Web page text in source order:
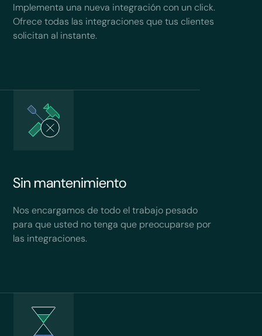
Implementa una nueva integración con un click.
Ofrece todas las integraciones que tus clientes
solicitan al instante.
Sin mantenimiento
Nos encargamos de todo el trabajo pesado
para que usted no tenga que preocuparse por
las integraciones.